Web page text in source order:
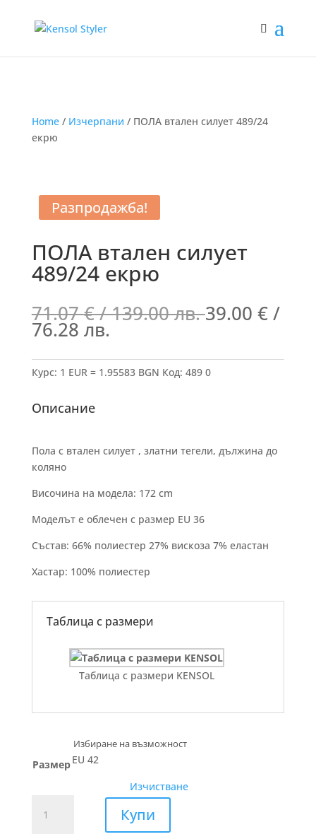
Home/ Изчерпани / ПОЛА втален силует 489/24
екрю
Разпродажба!
ПОЛА втален силует
489/24 екрю
71.07€/ 139.00 лв.39.00 €/
76.28 лв.
Курс: 1 EUR = 1.95583 BGN Код: 489 0
Описание
Пола с втален силует , златни тегели, дължина до
коляно
Височина на модела: 172 cm
Моделът е облечен с размер EU 36
Състав: 66% полиестер 27% вискоза 7% еластан
Хастар: 100% полиестер
Таблица с размери
Таблица с размери KENSOL
РазмерEU 42
Изчистване
Купи